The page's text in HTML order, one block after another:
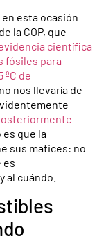
esta ocasión
la COP, que
científica
fósiles para
ºC de
nos llevaría de
es que la
sus matices: no
es
al cuándo.